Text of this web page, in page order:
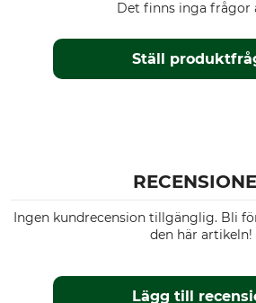
Ställ
Det finns inga frågor
Ingen kundrecension tillgänglig. Bli
den här artikeln!
Lägg till